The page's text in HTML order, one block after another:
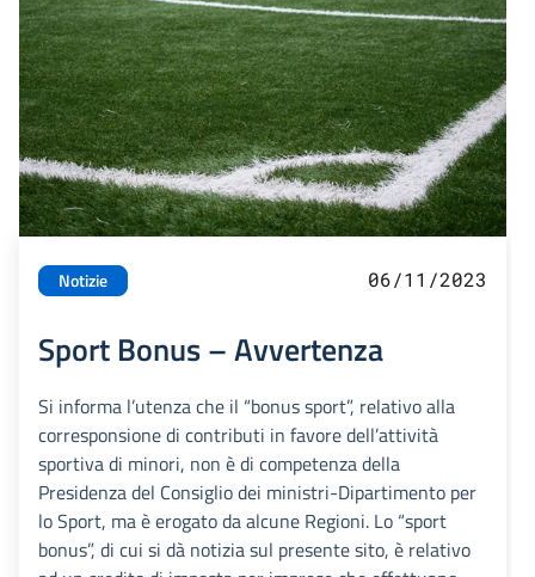
Notizie 06/11/2023
Sport Bonus – Avvertenza
Si informa l’utenza che il “bonus sport”, relativo alla
corresponsione di contributi in favore dell’attività
sportiva di minori, non è di competenza della
Presidenza del Consiglio dei ministri-Dipartimento per
lo Sport, ma è erogato da alcune Regioni. Lo “sport
bonus”, di cui si dà notizia sul presente sito, è relativo